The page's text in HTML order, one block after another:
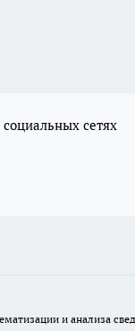
сетях
и анализа